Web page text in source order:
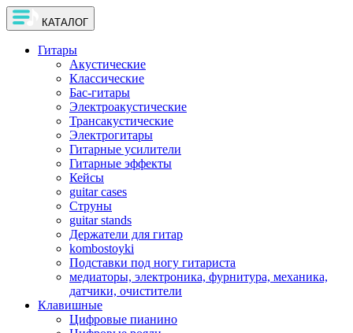
КАТАЛОГ
Гитары
Акустические
Классические
Бас-гитары
Электроакустические
Трансакустические
Электрогитары
Гитарные усилители
Гитарные эффекты
Кейсы
guitar cases
Струны
guitar stands
Держатели для гитар
kombostoyki
Подставки под ногу гитариста
медиаторы, электроника, фурнитура, механика,
датчики, очистители
Клавишные
Цифровые пианино